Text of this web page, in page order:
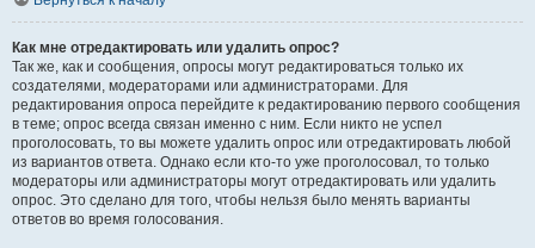
Как мне отредактировать или удалить опрос?
Так же, как и сообщения, опросы могут редактироваться только их
создателями, модераторами или администраторами. Для
редактирования опроса перейдите к редактированию первого сообщения
в теме; опрос всегда связан именно с ним. Если никто не успел
проголосовать, то вы можете удалить опрос или отредактировать любой
из вариантов ответа. Однако если кто-то уже проголосовал, то только
модераторы или администраторы могут отредактировать или удалить
опрос. Это сделано для того, чтобы нельзя было менять варианты
ответов во время голосования.